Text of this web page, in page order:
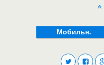
Мобильн.